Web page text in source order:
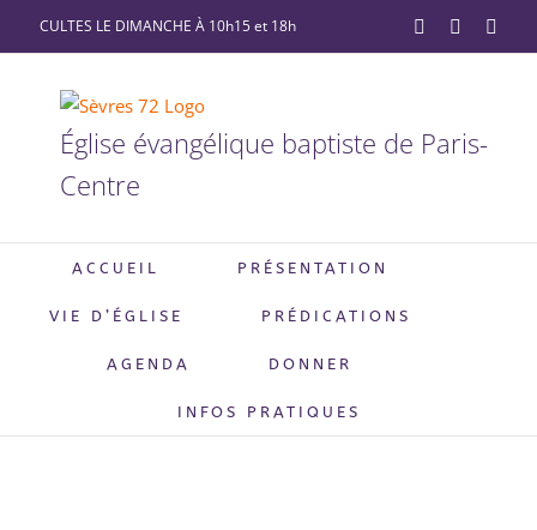
Passer
au
CULTES LE DIMANCHE À 10h15 et 18h YouTubeFacebook
Église évangélique baptiste de Paris-
Centre
ACCUEIL PRÉSENTATION
VIE D’ÉGLISE PRÉDICATIONS
AGENDA DONNER
INFOS PRATIQUES